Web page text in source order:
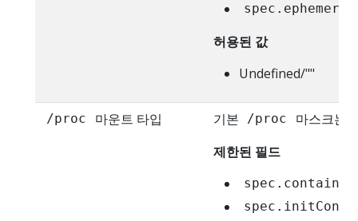
허용된 값
Undefined/""
/proc 마운트 타입 기본 /proc
마스크는
제한된 필드